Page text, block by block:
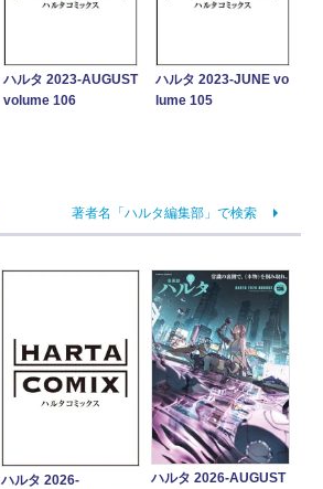
ハルタ 2023-AUGUST
volume 106
ハルタ 2023-JUNE vo
lume 105
著者名「ハルタ編集部」で検索
ハルタ 2026-
ハルタ 2026-AUGUST